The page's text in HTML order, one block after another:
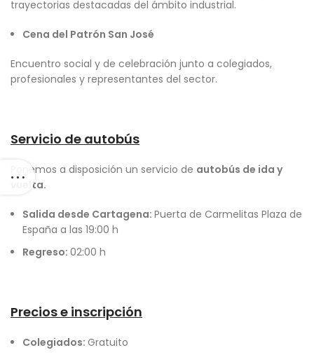
trayectorias destacadas del ámbito industrial.
Cena del Patrón San José
Encuentro social y de celebración junto a colegiados,
profesionales y representantes del sector.
Servicio de autobús
Ponemos a disposición un servicio de autobús de ida y
vuelta.
Salida desde Cartagena: Puerta de Carmelitas Plaza de
España a las 19:00 h
Regreso: 02:00 h
Precios e inscripción
Colegiados: Gratuito